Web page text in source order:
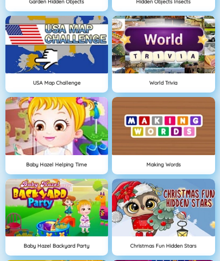
USA Map Challenge World Trivia
Baby Hazel Helping Time Making Words
Baby Hazel Backyard Party Christmas Fun Hidden Stars